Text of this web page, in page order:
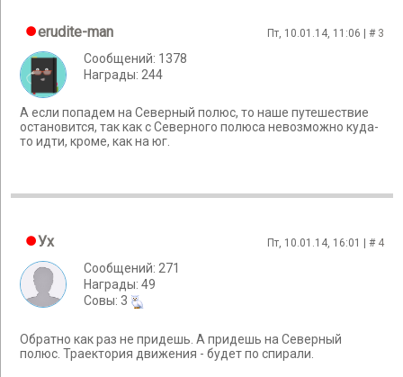
erudite-man Пт, 10.01.14, 11:06 | # 3
Сообщений: 1378
Награды: 244
А если попадем на Северный полюс, то наше путешествие
остановится, так как с Северного полюса невозможно куда-
то идти, кроме, как на юг.
Ух Пт, 10.01.14, 16:01 | # 4
Сообщений: 271
Награды: 49
Cовы: 3
Обратно как раз не придешь. А придешь на Северный
полюс. Траектория движения - будет по спирали.